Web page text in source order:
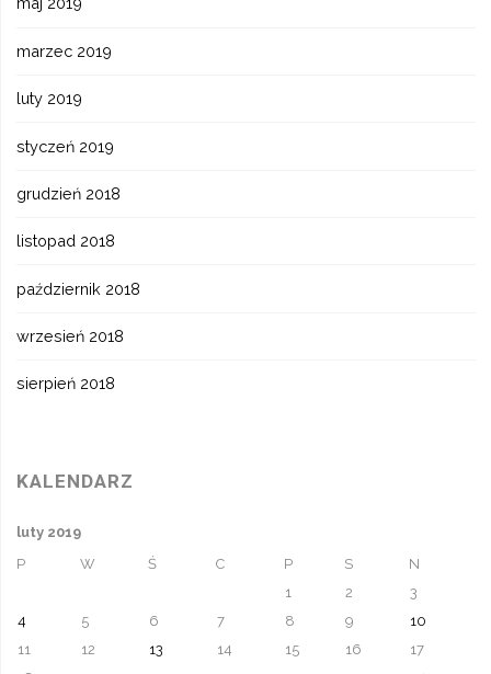
marzec 2019
luty 2019
styczeń 2019
grudzień 2018
listopad 2018
październik 2018
wrzesień 2018
sierpień 2018
KALENDARZ
luty 2019
P
W Ś C P S
N
1
2
3
4
5 6 7 8 9
10
11
12 13 14 15 16
17